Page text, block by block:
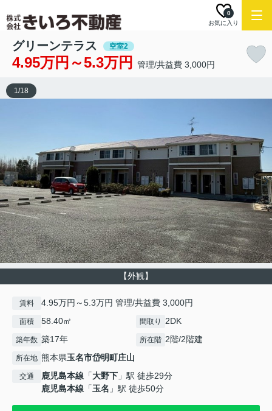
お気に入り
0
グリーンテラス 空室2
4.95万円～5.3万円 管理/共益費 3,000円
【外観】
1/18
賃料 4.95万円～5.3万円 管理/共益費 3,000円
面積 58.40㎡ 間取り 2DK
築年数 築17年 所在階 2階/2階建
所在地 熊本県玉名市岱明町庄山
交通 鹿児島本線 「大野下 」駅 徒歩29分
鹿児島本線 「玉名 」駅 徒歩50分